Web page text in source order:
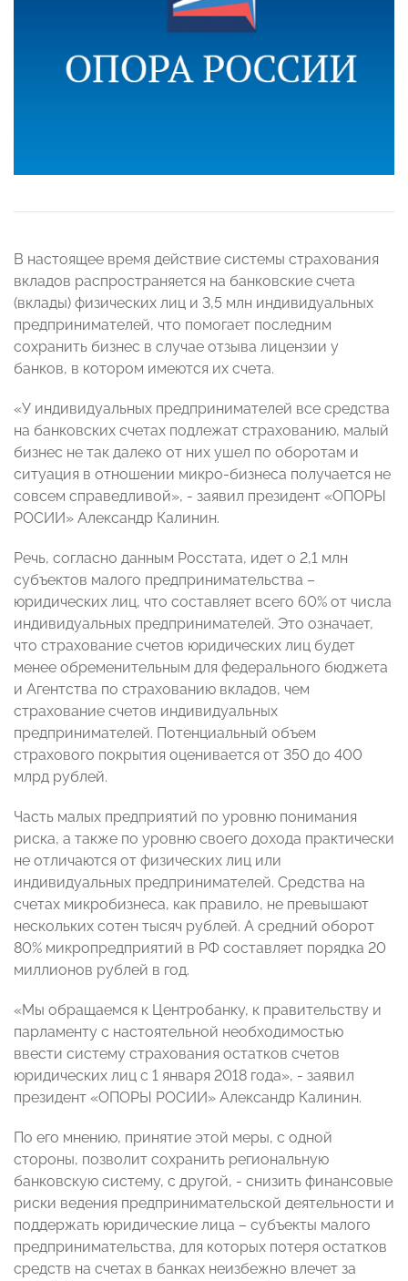
В настоящее время действие системы страхования
вкладов распространяется на банковские счета
(вклады) физических лиц и 3,5 млн индивидуальных
предпринимателей, что помогает последним
сохранить бизнес в случае отзыва лицензии у
банков, в котором имеются их счета.
«У индивидуальных предпринимателей все средства
на банковских счетах подлежат страхованию, малый
бизнес не так далеко от них ушел по оборотам и
ситуация в отношении микро-бизнеса получается не
совсем справедливой», - заявил президент «ОПОРЫ
РОСИИ» Александр Калинин.
Речь, согласно данным Росстата, идет о 2,1 млн
субъектов малого предпринимательства –
юридических лиц, что составляет всего 60% от числа
индивидуальных предпринимателей. Это означает,
что страхование счетов юридических лиц будет
менее обременительным для федерального бюджета
и Агентства по страхованию вкладов, чем
страхование счетов индивидуальных
предпринимателей. Потенциальный объем
страхового покрытия оценивается от 350 до 400
млрд рублей.
Часть малых предприятий по уровню понимания
риска, а также по уровню своего дохода практически
не отличаются от физических лиц или
индивидуальных предпринимателей. Средства на
счетах микробизнеса, как правило, не превышают
нескольких сотен тысяч рублей. А средний оборот
80% микропредприятий в РФ составляет порядка 20
миллионов рублей в год.
«Мы обращаемся к Центробанку, к правительству и
парламенту с настоятельной необходимостью
ввести систему страхования остатков счетов
юридических лиц с 1 января 2018 года», - заявил
президент «ОПОРЫ РОСИИ» Александр Калинин.
По его мнению, принятие этой меры, с одной
стороны, позволит сохранить региональную
банковскую систему, с другой, - снизить финансовые
риски ведения предпринимательской деятельности и
поддержать юридические лица – субъекты малого
предпринимательства, для которых потеря остатков
средств на счетах в банках неизбежно влечет за